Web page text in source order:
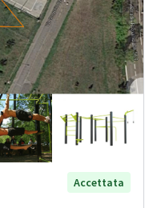
Accettata